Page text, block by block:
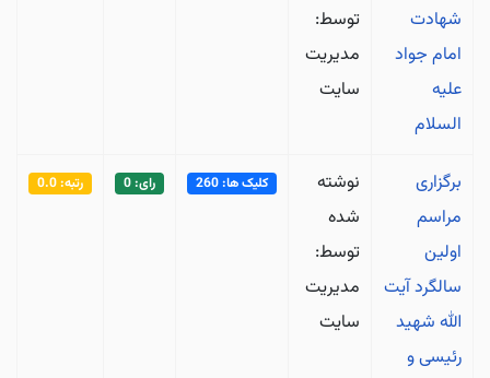
شهادت
امام جواد
علیه
السلام
توسط:
مدیریت
سایت
برگزاری
مراسم
اولین
سالگرد آیت
الله شهید
رئیسی و
نوشته
شده
توسط:
مدیریت
سایت
کلیک ها: 260 رای: 0 رتبه: 0.0